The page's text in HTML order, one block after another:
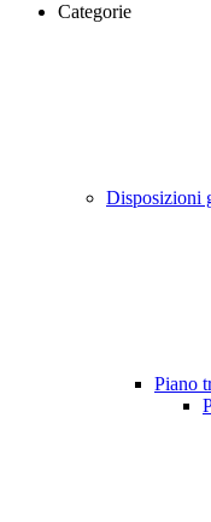
Categorie
Disposizioni
Piano